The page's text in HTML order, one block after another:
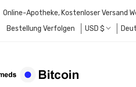
Online-Apotheke, Kostenloser Versand
Bestellung Verfolgen
USD $